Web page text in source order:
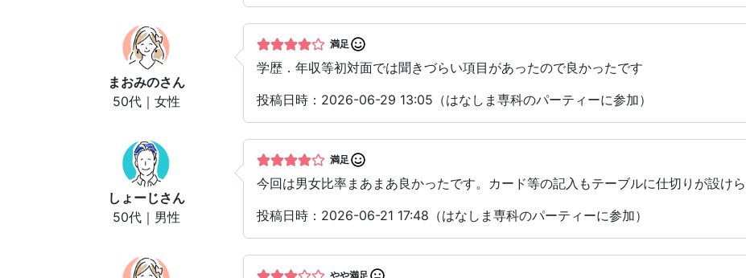
まおみのさん
50代｜女性
満足
学歴．年収等初対面では聞きづらい項目があったので良かったです
投稿日時：2026-06-29 13:05（はなしま専科のパーティーに参加）
しょーじさん
50代｜男性
満足
今回は男女比率まあまあ良かったです。カード等の記入もテーブルに仕切りが設け
投稿日時：2026-06-21 17:48（はなしま専科のパーティーに参加）
やや満足